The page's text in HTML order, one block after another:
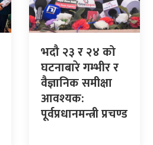
भदौ २३ र २४ को
घटनाबारे गम्भीर र
वैज्ञानिक समीक्षा
आवश्यक:
पूर्वप्रधानमन्त्री प्रचण्ड